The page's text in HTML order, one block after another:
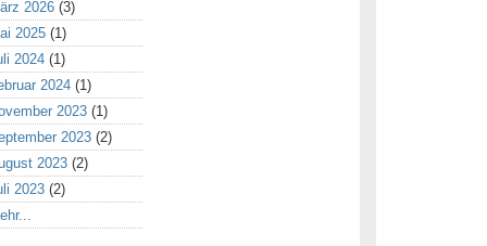
2026 (3)
2025 (1)
2024 (1)
2024 (1)
2023 (1)
2023 (2)
2023 (2)
2023 (2)